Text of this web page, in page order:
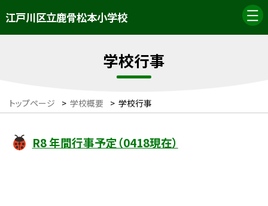
江戸川区立鹿骨松本小学校
学校行事
トップページ > 学校概要 > 学校行事
R8 年間行事予定（0418現在）